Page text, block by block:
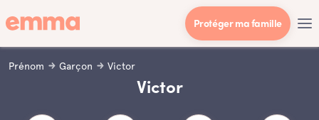
Protéger ma famille
Prénom Garçon Victor
Victor